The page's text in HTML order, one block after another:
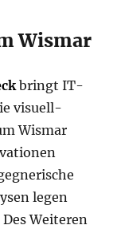
Wismar
bringt IT-
visuell-
Wismar
legen
Weiteren